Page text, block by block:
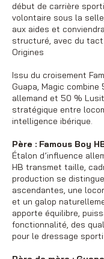
début de carrière
volontaire sous la
aux aides et
structuré, avec du tact.
Origines
Issu du croisement
Guapa, Magic combine
allemand et 50 %
stratégique entre
intelligence ibérique.
Père : Famous Boy
Étalon d’influence
HB transmet taille,
production se
ascendantes, une
et un galop
apporte équilibre,
fonctionnalité, des
pour le dressage